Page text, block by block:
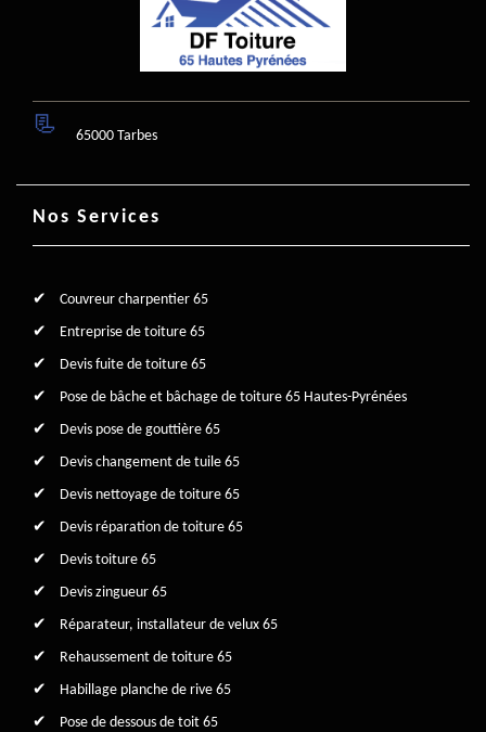
65000 Tarbes
Nos Services
Couvreur charpentier 65
Entreprise de toiture 65
Devis fuite de toiture 65
Pose de bâche et bâchage de toiture 65 Hautes-Pyrénées
Devis pose de gouttière 65
Devis changement de tuile 65
Devis nettoyage de toiture 65
Devis réparation de toiture 65
Devis toiture 65
Devis zingueur 65
Réparateur, installateur de velux 65
Rehaussement de toiture 65
Habillage planche de rive 65
Pose de dessous de toit 65